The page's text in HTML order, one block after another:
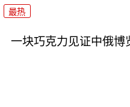
最热
一块巧克力见证中俄博